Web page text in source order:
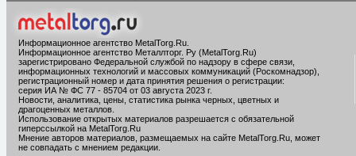
Информационное агентство MetalTorg.Ru
Информационное агентство Металлторг. Ру (MetalTorg.Ru)
зарегистрировано Федеральной службой по надзору в сфере связи,
информационных технологий и массовых коммуникаций (Роскомнадзор),
регистрационный номер и дата принятия решения о регистрации:
серия ИА № ФС 77 - 85704 от 03 августа 2023 г.
Новости, аналитика, цены, статистика рынка черных, цветных и
драгоценных металлов.
Использование открытых материалов разрешается с обязательной
гиперссылкой на MetalTorg.Ru
Мнение авторов материалов, размещаемых на сайте MetalTorg.Ru, может
не совпадать с мнением редакции.